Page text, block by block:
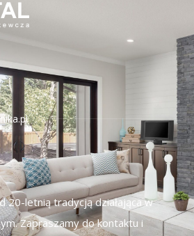
20-letnią tradycją działająca w
Zapraszamy do kontaktu i